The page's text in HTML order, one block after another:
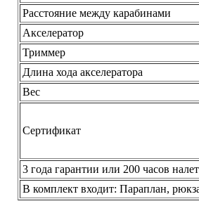
Расстояние между карабинами
Акселератор
Триммер
Длина хода акселератора
Вес
Сертификат
3 года гарантии или 200 часов
В комплект входит: Параплан,